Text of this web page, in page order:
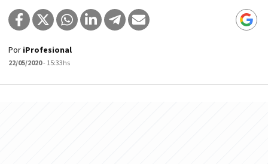
Por iProfesional
22/05/2020- 15:33hs